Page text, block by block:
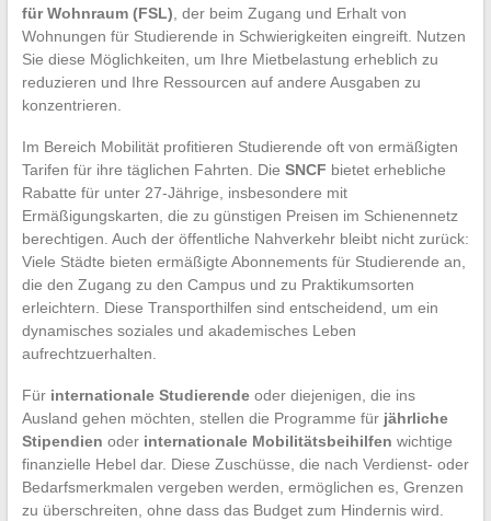
für Wohnraum (FSL) , der beim Zugang und Erhalt von
Wohnungen für Studierende in Schwierigkeiten eingreift. Nutzen
Sie diese Möglichkeiten, um Ihre Mietbelastung erheblich zu
reduzieren und Ihre Ressourcen auf andere Ausgaben zu
konzentrieren.
Im Bereich Mobilität profitieren Studierende oft von ermäßigten
Tarifen für ihre täglichen Fahrten. Die SNCF bietet erhebliche
Rabatte für unter 27-Jährige, insbesondere mit
Ermäßigungskarten, die zu günstigen Preisen im Schienennetz
berechtigen. Auch der öffentliche Nahverkehr bleibt nicht zurück:
Viele Städte bieten ermäßigte Abonnements für Studierende an,
die den Zugang zu den Campus und zu Praktikumsorten
erleichtern. Diese Transporthilfen sind entscheidend, um ein
dynamisches soziales und akademisches Leben
aufrechtzuerhalten.
Für internationale Studierendeoder diejenigen, die ins
Ausland gehen möchten, stellen die Programme für jährliche
Stipendien oder internationale Mobilitätsbeihilfen wichtige
finanzielle Hebel dar. Diese Zuschüsse, die nach Verdienst- oder
Bedarfsmerkmalen vergeben werden, ermöglichen es, Grenzen
zu überschreiten, ohne dass das Budget zum Hindernis wird.